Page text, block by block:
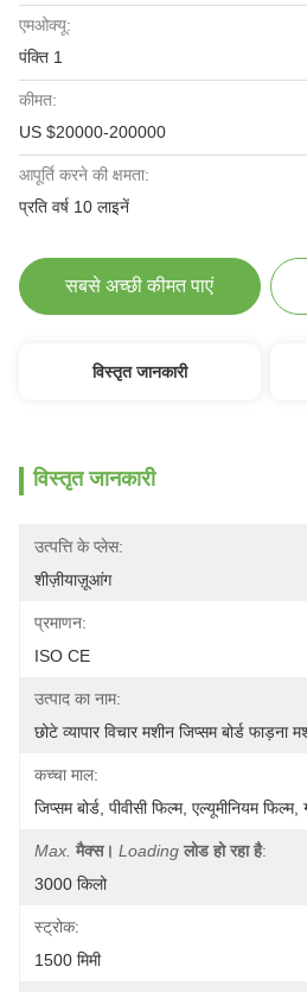
एमओक्यू:
पंक्ति 1
कीमत:
US $20000-200000
आपूर्ति करने की क्षमता:
प्रति वर्ष 10 लाइनें
सबसे अच्छी कीमत पाएं
विस्तृत जानकारी
विस्तृत जानकारी
उत्पत्ति के प्लेस:
शीज़ीयाज़ूआंग
प्रमाणन:
ISO CE
उत्पाद का नाम:
छोटे व्यापार विचार मशीन जिप्सम बोर्ड फाड़ना
कच्चा माल:
जिप्सम बोर्ड, पीवीसी फिल्म, एल्यूमीनियम फिल्म,
Max. मैक्स। Loading लोड हो रहा है:
3000 किलो
स्ट्रोक:
1500 मिमी